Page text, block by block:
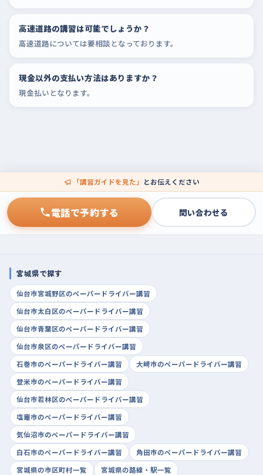
高速道路の講習は可能でしょうか？
高速道路については要相談となっております。
現金以外の支払い方法はありますか？
現金払いとなります。
「講習ガイドを見た」 とお伝えください
電話で予約する 問い合わせる
宮城県で探す
仙台市宮城野区のペーパードライバー講習
仙台市太白区のペーパードライバー講習
仙台市青葉区のペーパードライバー講習
仙台市泉区のペーパードライバー講習
石巻市のペーパードライバー講習
大崎市のペーパードライバー講習
登米市のペーパードライバー講習
仙台市若林区のペーパードライバー講習
塩竈市のペーパードライバー講習
気仙沼市のペーパードライバー講習
白石市のペーパードライバー講習
角田市のペーパードライバー講習
宮城県の市区町村一覧
宮城県の路線・駅一覧